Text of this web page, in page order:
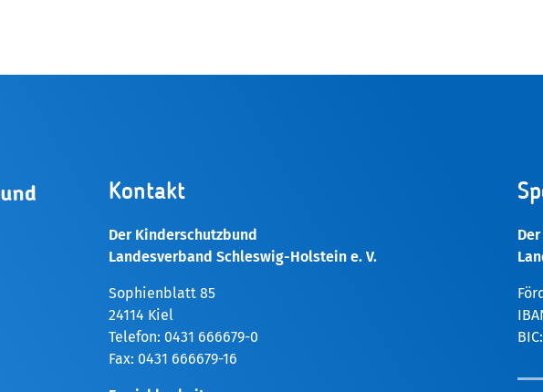
Kontakt
Der Kinderschutzbund
Landesverband Schleswig-Holstein e. V.
Sophienblatt 85
24114 Kiel
Telefon: 0431 666679-0
Fax: 0431 666679-16